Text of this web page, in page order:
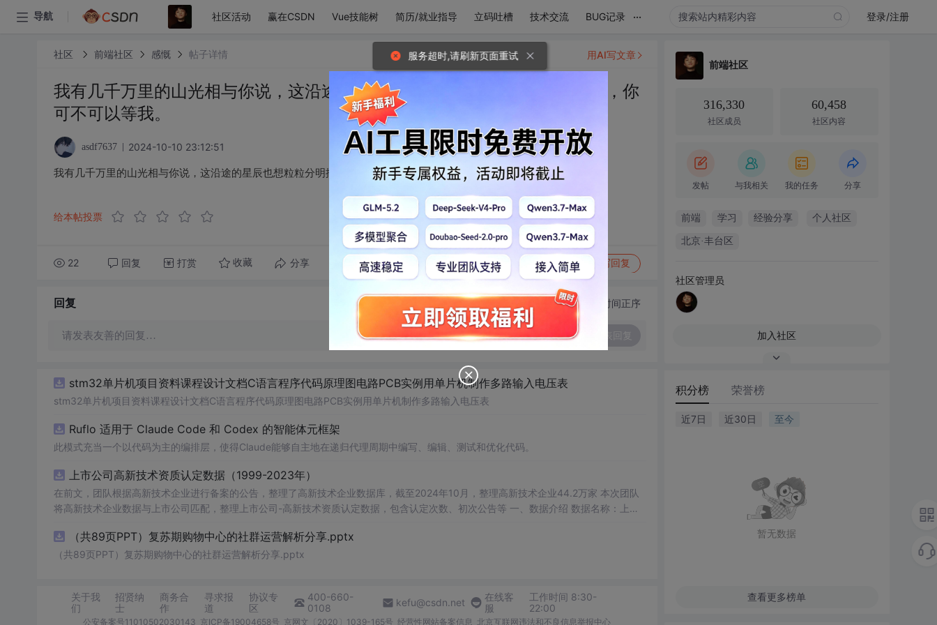
导航 社区活动 赢在CSDN Vue技能树 简历/就业指导 立码吐槽 技术交流 BUG记录 ... 登录/注册
社区 前端社区 感慨 帖子详情
我有几千万里的山光相与你说，这沿途的星辰也想粒粒分明摘取下来交由你，你
可不可以等我。
asdf7637 2024-10-10 23:12:51
我有几千万里的山光相与你说，这沿途的星辰也想粒粒分明摘取下来交由你，你可不可以等我。
给本帖投票
22 回复 打赏 收藏 分享 转发到动态 举报 写回复
用AI写文章
回复 切换为时间正序
请发表友善的回复…
stm32单片机项目资料课程设计文档C语言程序代码原理图电路PCB实例用单片机制作多路输入电压表
stm32单片机项目资料课程设计文档C语言程序代码原理图电路PCB实例用单片机制作多路输入电压表
Ruflo 适用于 Claude Code 和 Codex 的智能体元框架
此模式充当一个以代码为主的编排层，使得Claude能够自主地在递归代理周期中编写、编辑、测试和优化代码。
上市公司高新技术资质认定数据（1999-2023年）
在前文，团队根据高新技术企业进行备案的公告，整理了高新技术企业数据库，截至2024年10月，整理高新技术企业44.2万家 本次团队
将高新技术企业数据与上市公司匹配，整理上市公司-高新技术资质认定数据，包含认定次数、初次公告等 一、数据介绍 数据名称：上市
数据
说明：包含认定次数、初次公告等 相关数据：高新技术企业数据库 二、数据指标 年份 股票代码 股票简称 中文全称 行业名称 行业代
码 省份 城市 区县 省份代码 城市代码 区县代码 首次上市年份 上市状态 有过高新技术企业认定 认定次数 初次认定年份 初次公告年份
（共89页PPT）复苏期购物中心的社群运营解析分享.pptx
（共89页PPT）复苏期购物中心的社群运营解析分享.pptx
关于我
们
招贤纳
士
商务合
作
寻求报
道
协议专
区
400-660-
0108
kefu@csdn.net
在线客
服
工作时间 8:30-
22:00
公安备案号11010502030143 京ICP备19004658号 京网文〔2020〕1039-165号 经营性网站备案信息 北京互联网违法和不良信息举报中心
前端社区
316,330
社区成员
60,458
社区内容
发帖 与我相关 我的任务 分享
前端 学习 经验分享 个人社区
北京·丰台区
社区管理员
加入社区
积分榜 荣誉榜
近7日 近30日 至今
暂无数据
查看更多榜单
服务超时,请刷新页面重试